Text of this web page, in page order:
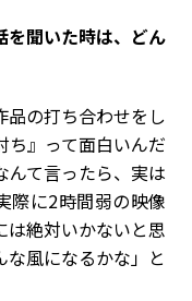
を聞いた時は、どん
の打ち合わせをし
ち』って面白いんだ
んて言ったら、実は
際に2時間弱の映像
は絶対いかないと思
風になるかな」と